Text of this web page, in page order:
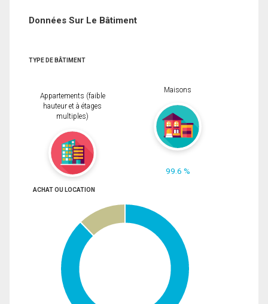
Données Sur Le Bâtiment
TYPE DE BÂTIMENT
Appartements (faible
hauteur et à étages
multiples)
Maisons
99.6 %
ACHAT OU LOCATION